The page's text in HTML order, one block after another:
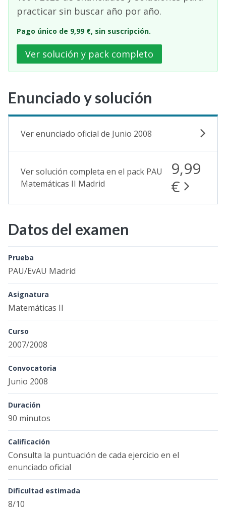
practicar sin buscar año por año.
Pago único de 9,99 €, sin suscripción.
Ver solución y pack completo
Enunciado y solución
Ver enunciado oficial de Junio 2008
Ver solución completa en el pack PAU
Matemáticas II Madrid
9,99
€
Datos del examen
Prueba
PAU/EvAU Madrid
Asignatura
Matemáticas II
Curso
2007/2008
Convocatoria
Junio 2008
Duración
90 minutos
Calificación
Consulta la puntuación de cada ejercicio en el
enunciado oficial
Dificultad estimada
8/10